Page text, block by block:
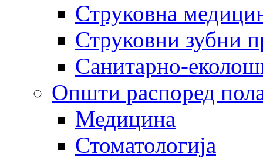
Струковна
Струковни зубни
Санитарно-
Општи распоред
Медицина
Стоматологија